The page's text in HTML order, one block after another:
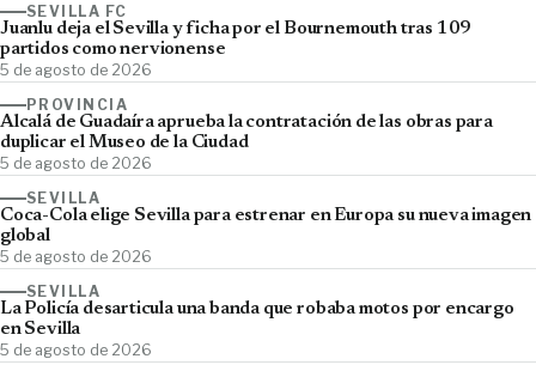
SEVILLA FC
Juanlu deja el Sevilla y ficha por el Bournemouth tras 109
partidos como nervionense
5 de agosto de 2026
PROVINCIA
Alcalá de Guadaíra aprueba la contratación de las obras para
duplicar el Museo de la Ciudad
5 de agosto de 2026
SEVILLA
Coca-Cola elige Sevilla para estrenar en Europa su nueva imagen
global
5 de agosto de 2026
SEVILLA
La Policía desarticula una banda que robaba motos por encargo
en Sevilla
5 de agosto de 2026